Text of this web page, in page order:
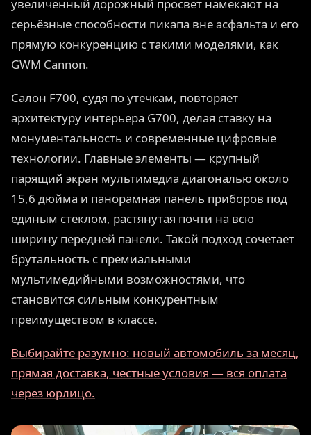
увеличенный дорожный просвет намекают на
серьёзные способности пикапа вне асфальта и его
прямую конкуренцию с такими моделями, как
GWM Cannon.
Салон F700, судя по утечкам, повторяет
архитектуру интерьера G700, делая ставку на
монументальность и современные цифровые
технологии. Главные элементы — крупный
парящий экран мультимедиа диагональю около
15,6 дюйма и панорамная панель приборов под
единым стеклом, растянутая почти на всю
ширину передней панели. Такой подход сочетает
брутальность с премиальными
мультимедийными возможностями, что
становится сильным конкурентным
преимуществом в классе.
Выбирайте разумно: новый автомобиль за месяц,
прямая доставка, честные условия — вся оплата
через юрлицо.